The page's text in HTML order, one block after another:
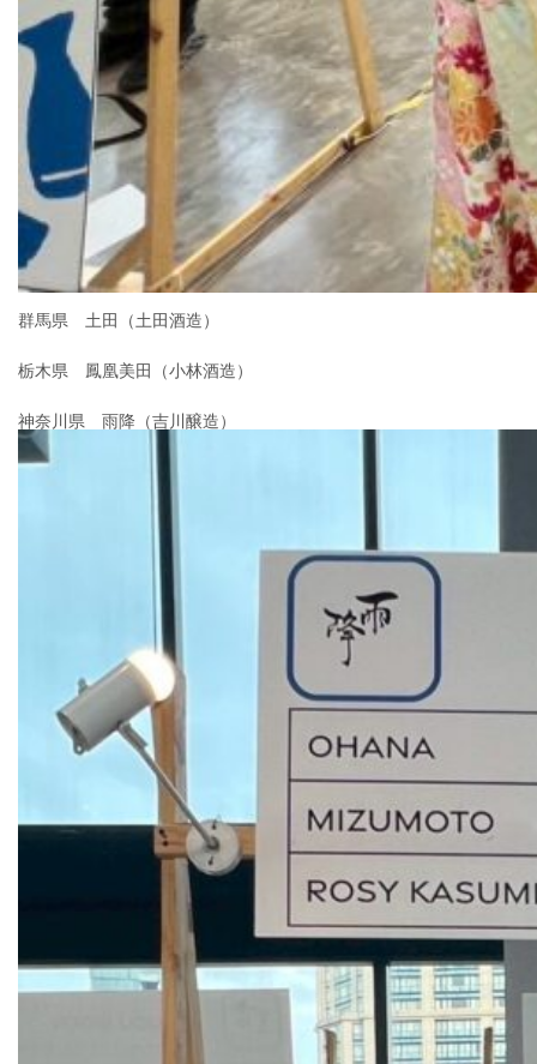
群馬県 土田（土田酒造）
栃木県 鳳凰美田（小林酒造）
神奈川県 雨降（吉川醸造）